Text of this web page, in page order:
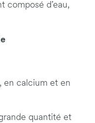
composé d’eau,
en calcium et en
quantité et